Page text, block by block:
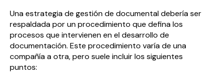
Una estrategia de gestión de documental debería ser
respaldada por un procedimiento que defina los
procesos que intervienen en el desarrollo de
documentación. Este procedimiento varía de una
compañía a otra, pero suele incluir los siguientes
puntos: